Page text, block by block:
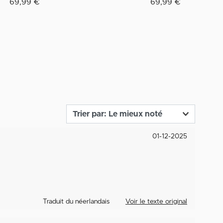
69,99 € 69,99 €
01-12-2025
Traduit du néerlandais Voir le texte original